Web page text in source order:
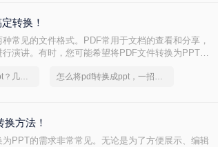
转换！
常见的文件格式。PDF常用于文档的查看和分享，
演讲。有时，您可能希望将PDF文件转换为PPT格
用在线转换工具，以及手动复制粘贴内容。
pdf怎么转换成换成ppt？几招轻松搞定 怎么将pdf转换成ppt，一招就能轻松搞定
方法！
PPT的需求非常常见。无论是为了方便展示、编辑